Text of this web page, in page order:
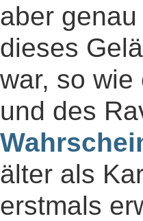
aber
dieses
war, so wie
und des
älter als
erstmals